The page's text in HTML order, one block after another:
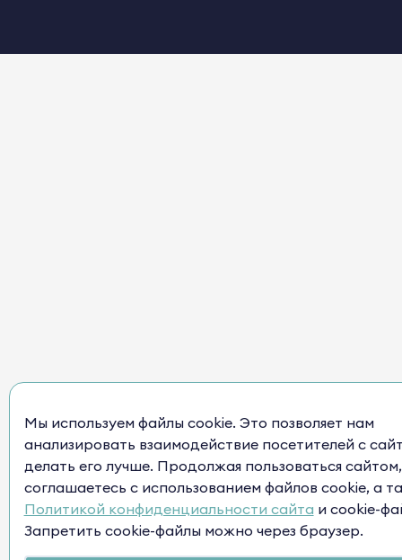
Мы используем файлы cookie. Это позволяет нам
анализировать взаимодействие посетителей с
делать его лучше. Продолжая пользоваться
соглашаетесь с использованием файлов cookie, а
Политикой конфиденциальности сайта и cookie-
Запретить cookie-файлы можно через браузер.